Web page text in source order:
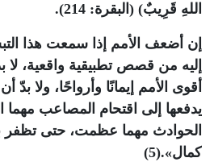
اللهِ قَرِيبٌ) (البقرة: 214).
إن أضعف الأمم إذا سمعت هذا
إليه من قصص تطبيقية واقعية، لا
أقوى الأمم إيمانًا وأرواحًا، ولا
يدفعها إلى اقتحام المصاعب
الحوادث مهما عظمت، حتى تظفر
كمال».(5)